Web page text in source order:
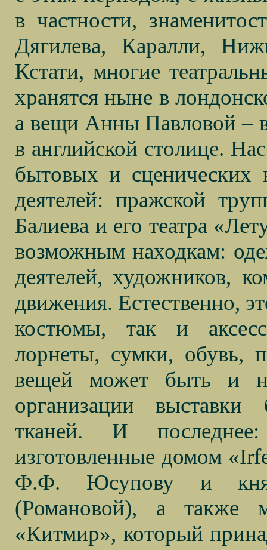
в частности,
Дягилева, Каралли,
Кстати, многие
хранятся ныне в
а вещи Анны Павловой –
в английской столице.
бытовых и сценических
деятелей: пражской
Балиева и его театра
возможным находкам:
деятелей, художников,
движения. Естественно,
костюмы, так и
лорнеты, сумки, обувь,
вещей может быть и
организации выставки
тканей. И
изготовленные домом «
Ф.Ф. Юсупову и
(Романовой), а также
«Китмир», который